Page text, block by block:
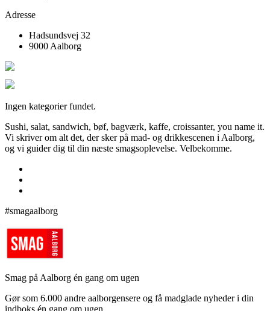
Adresse
Hadsundsvej 32
9000 Aalborg
Ingen kategorier fundet.
Sushi, salat, sandwich, bøf, bagværk, kaffe, croissanter, you name it.
Vi skriver om alt det, der sker på mad- og drikkescenen i Aalborg,
og vi guider dig til din næste smagsoplevelse. Velbekomme.
#smagaalborg
Smag på Aalborg én gang om ugen
Gør som 6.000 andre aalborgensere og få madglade nyheder i din